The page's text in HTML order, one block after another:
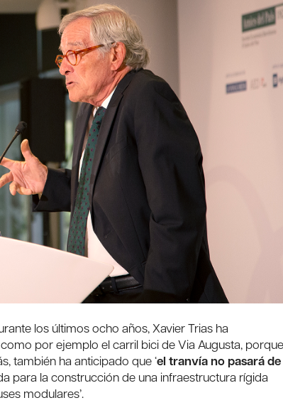
los últimos ocho años, Xavier Trias ha
por ejemplo el carril bici de Via Augusta, porque
también ha anticipado que ‘el tranvía no pasará de
para la construcción de una infraestructura rígida
modulares’.